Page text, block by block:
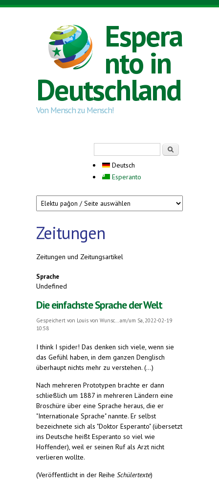
Direkt zum Inhalt
Espera
nto in
Deutschland
Von Mensch zu Mensch!
Deutsch
Esperanto
Zeitungen
Zeitungen und Zeitungsartikel
Sprache
Undefined
Die einfachste Sprache der Welt
Gespeichert von Louis von Wunsc...
am/um Sa, 2022-02-19
10:58
I think I spider! Das denken sich viele, wenn sie
das Gefühl haben, in dem ganzen Denglisch
überhaupt nichts mehr zu verstehen. (...)
Nach mehreren Prototypen brachte er dann
schließlich um 1887 in mehreren Ländern eine
Broschüre über eine Sprache heraus, die er
"Internationale Sprache" nannte. Er selbst
bezeichnete sich als "Doktor Esperanto" (übersetzt
ins Deutsche heißt Esperanto so viel wie
Hoffender), weil er seinen Ruf als Arzt nicht
verlieren wollte.
(Veröffentlicht in der Reihe Schülertexte)